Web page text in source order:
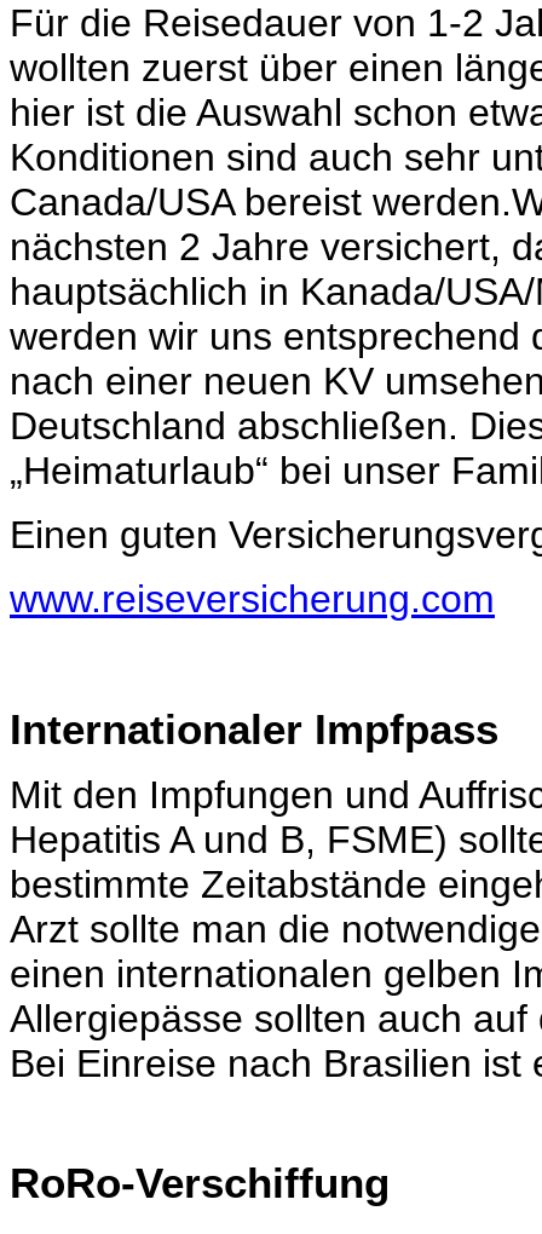
Für die Reisedauer von 1-2
wollten zuerst über einen
hier ist die Auswahl schon
Konditionen sind auch sehr
Canada/USA bereist
nächsten 2 Jahre versichert,
hauptsächlich in Kanada/
werden wir uns entsprechend
nach einer neuen KV
Deutschland abschließen.
„Heimaturlaub“ bei unser
Einen guten
www.reiseversicherung.com
Internationaler Impfpass
Mit den Impfungen und
Hepatitis A und B, FSME)
bestimmte Zeitabstände
Arzt sollte man die
einen internationalen gelben
Allergiepässe sollten auch
Bei Einreise nach Brasilien
RoRo-Verschiffung